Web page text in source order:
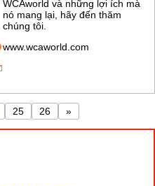
WCAworld và những lợi ích mà
nó mang lại, hãy đến thăm
chúng tôi.
www.wcaworld.com
25 26 »